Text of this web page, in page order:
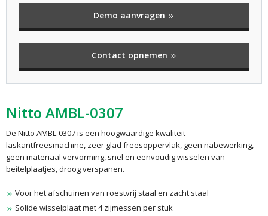
Demo aanvragen
Contact opnemen
Nitto AMBL-0307
De Nitto AMBL-0307 is een hoogwaardige kwaliteit
laskantfreesmachine, zeer glad freesoppervlak, geen nabewerking,
geen materiaal vervorming, snel en eenvoudig wisselen van
beitelplaatjes, droog verspanen.
Voor het afschuinen van roestvrij staal en zacht staal
Solide wisselplaat met 4 zijmessen per stuk